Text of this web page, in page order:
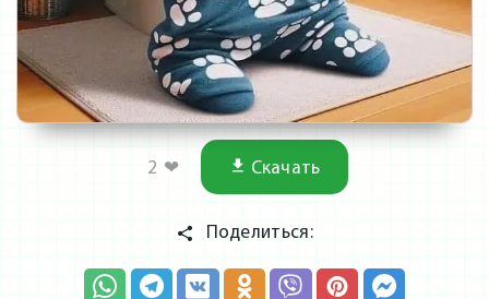
2 ❤ Скачать
Поделиться: